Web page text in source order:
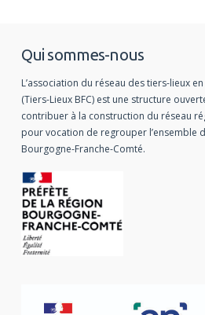
Qui sommes-nous
L’association du réseau des tiers-lieux
(Tiers-Lieux BFC) est une structure
contribuer à la construction du réseau
pour vocation de regrouper l’ensemble
Bourgogne-Franche-Comté.